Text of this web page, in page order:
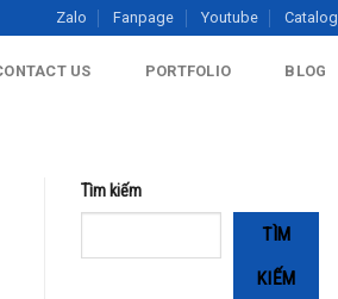
Zalo Fanpage Youtube Catalog
US PORTFOLIO BLOG
Tìm kiếm
TÌM
KIẾM